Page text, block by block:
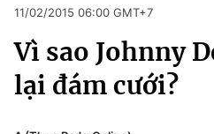
Chuyên mục
Chính trị
Pháp luật
Kinh tế
Thể thao
Truyền hình
11/02/2015 06:00 GMT+7
Vì sao Johnny
lại đám cưới?